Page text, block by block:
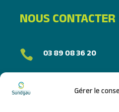
Gérer le
NOUS CONTACTER
 03 89 08 36 20
FORMULAIRE